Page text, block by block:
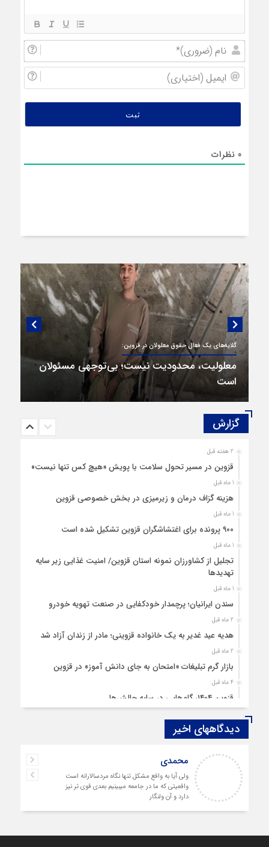
0 نظرات
گفتگویی منتشر نشده با پروفسور اهرنجانی،
صاحب نظریه سه‌ شاخگی (۳C)
گزارش‌
2 هفته قبل
قزوین در مسیر تحول سلامت با پویش «هیچ‌ کس تنها نیست»
1 ماه قبل
هزینه‌ گزاف درمان و زیرمیزی در بخش خصوصی قزوین
1 ماه قبل
۹۰۰ پرونده برای اغتشاشگران قزوین تشکیل شده است
1 ماه قبل
تجلیل از کشاورزان نمونه استان قزوین/ امنیت غذایی زیر سایه
تهدیدها
1 ماه قبل
سندن ایرانیان؛ پرچمدار خودکفایی در صنعت تهویه خودرو
2 ماه قبل
هدیه عید غدیر به یک خانواده قزوینی؛ مادر از زندان آزاد شد
2 ماه قبل
بازار گرم تبلیغات «امتحان به جای دانش‌ آموز» در قزوین
4 ماه قبل
قزوین ۱۴۰۴، گام‌هایی در سایه چالش‌ها
چهارشنبه‌ سوری بی‌غوغا
مردم قزوین زیر آوار گرانی مسکن
پمپ‌ بنزین سوخته قزوین قربانی بند «اغتشاش»
دیدگاههای اخیر
محمدی
ولی آیا به واقع مشکل تنها نگاه مردسالارانه است
واقعیتی که ما در جامعه میبینیم بعدی قوی تر نیز
دارد و آن ولنگار